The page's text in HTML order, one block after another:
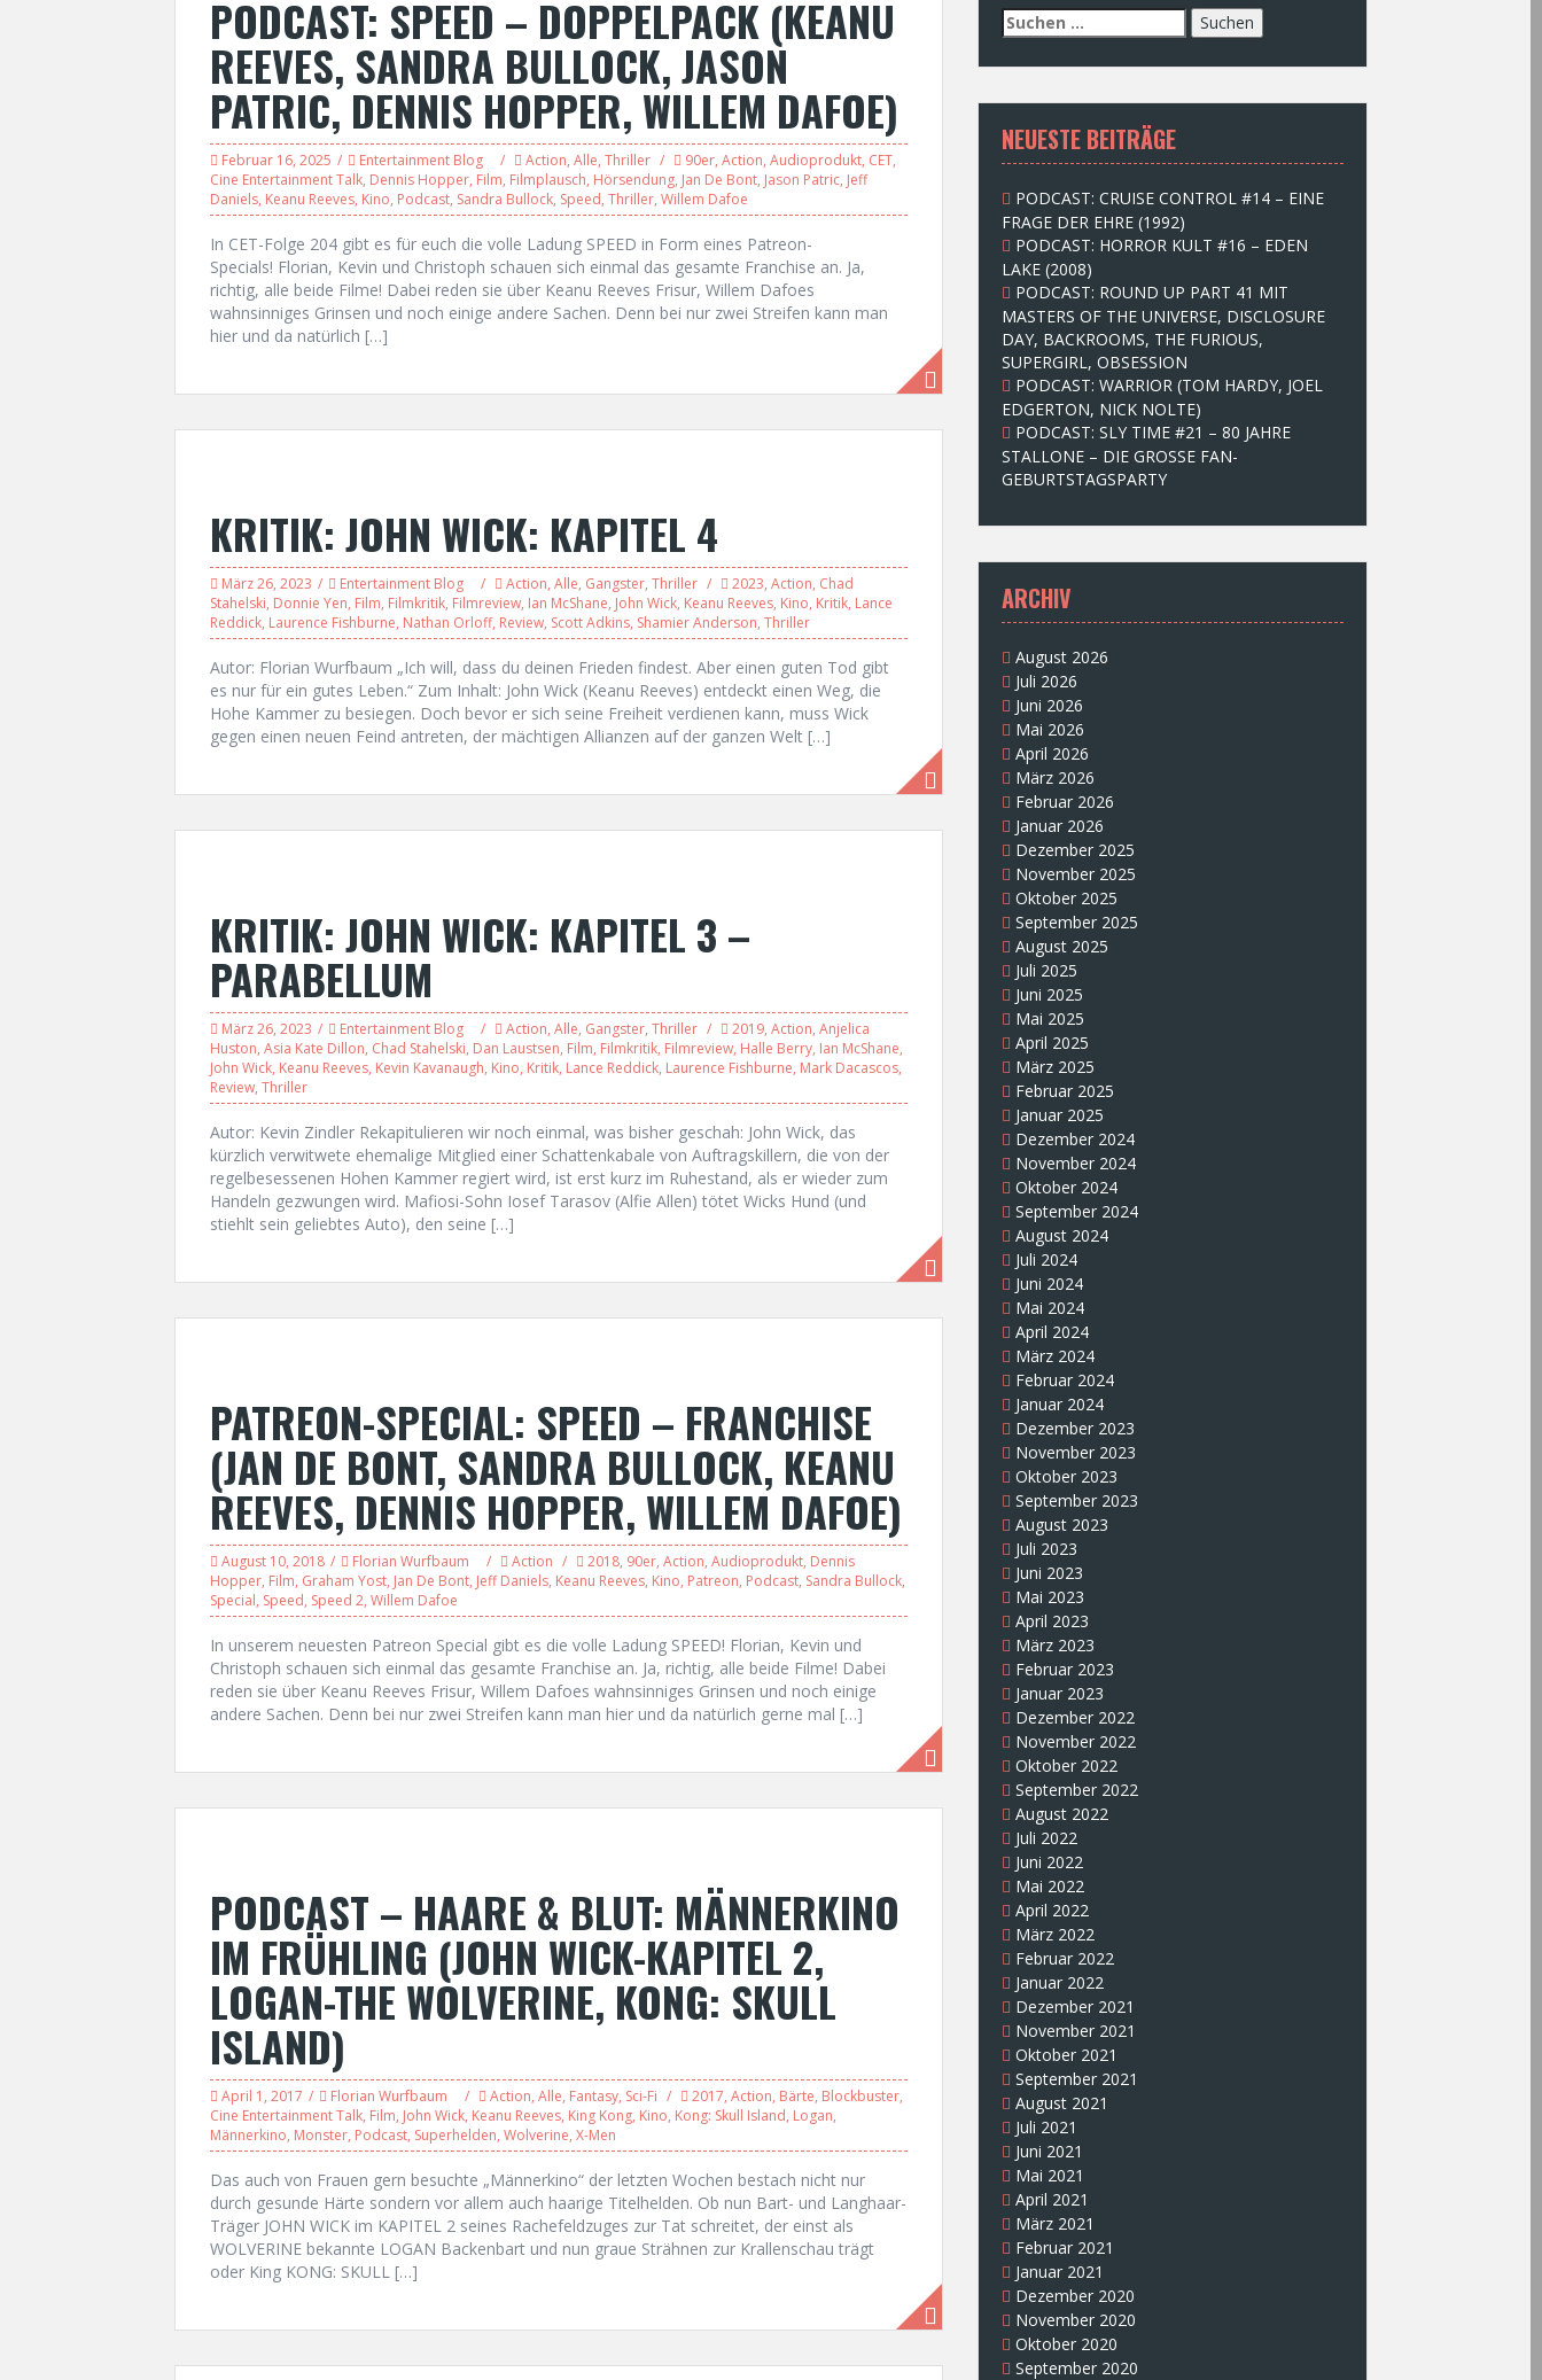
PODCAST: SPEED – DOPPELPACK (KEANU
REEVES, SANDRA BULLOCK, JASON
PATRIC, DENNIS HOPPER, WILLEM DAFOE)
Februar 16, 2025 Entertainment Blog Action, Alle, Thriller 90er, Action, Audioprodukt, CET,
Cine Entertainment Talk, Dennis Hopper, Film, Filmplausch, Hörsendung, Jan De Bont, Jason Patric, Jeff
Daniels, Keanu Reeves, Kino, Podcast, Sandra Bullock, Speed, Thriller, Willem Dafoe
In CET-Folge 204 gibt es für euch die volle Ladung SPEED in Form eines Patreon-
Specials! Florian, Kevin und Christoph schauen sich einmal das gesamte Franchise an. Ja,
richtig, alle beide Filme! Dabei reden sie über Keanu Reeves Frisur, Willem Dafoes
wahnsinniges Grinsen und noch einige andere Sachen. Denn bei nur zwei Streifen kann man
hier und da natürlich […]
KRITIK: JOHN WICK: KAPITEL 4
März 26, 2023 Entertainment Blog Action, Alle, Gangster, Thriller 2023, Action, Chad
Stahelski, Donnie Yen, Film, Filmkritik, Filmreview, Ian McShane, John Wick, Keanu Reeves, Kino, Kritik, Lance
Reddick, Laurence Fishburne, Nathan Orloff, Review, Scott Adkins, Shamier Anderson, Thriller
Autor: Florian Wurfbaum „Ich will, dass du deinen Frieden findest. Aber einen guten Tod gibt
es nur für ein gutes Leben.“ Zum Inhalt: John Wick (Keanu Reeves) entdeckt einen Weg, die
Hohe Kammer zu besiegen. Doch bevor er sich seine Freiheit verdienen kann, muss Wick
gegen einen neuen Feind antreten, der mächtigen Allianzen auf der ganzen Welt […]
KRITIK: JOHN WICK: KAPITEL 3 –
PARABELLUM
März 26, 2023 Entertainment Blog Action, Alle, Gangster, Thriller 2019, Action, Anjelica
Huston, Asia Kate Dillon, Chad Stahelski, Dan Laustsen, Film, Filmkritik, Filmreview, Halle Berry, Ian McShane,
John Wick, Keanu Reeves, Kevin Kavanaugh, Kino, Kritik, Lance Reddick, Laurence Fishburne, Mark Dacascos,
Review, Thriller
Autor: Kevin Zindler Rekapitulieren wir noch einmal, was bisher geschah: John Wick, das
kürzlich verwitwete ehemalige Mitglied einer Schattenkabale von Auftragskillern, die von der
regelbesessenen Hohen Kammer regiert wird, ist erst kurz im Ruhestand, als er wieder zum
Handeln gezwungen wird. Mafiosi-Sohn Iosef Tarasov (Alfie Allen) tötet Wicks Hund (und
stiehlt sein geliebtes Auto), den seine […]
PATREON-SPECIAL: SPEED – FRANCHISE
(JAN DE BONT, SANDRA BULLOCK, KEANU
REEVES, DENNIS HOPPER, WILLEM DAFOE)
August 10, 2018 Florian Wurfbaum Action 2018, 90er, Action, Audioprodukt, Dennis
Hopper, Film, Graham Yost, Jan De Bont, Jeff Daniels, Keanu Reeves, Kino, Patreon, Podcast, Sandra Bullock,
Special, Speed, Speed 2, Willem Dafoe
In unserem neuesten Patreon Special gibt es die volle Ladung SPEED! Florian, Kevin und
Christoph schauen sich einmal das gesamte Franchise an. Ja, richtig, alle beide Filme! Dabei
reden sie über Keanu Reeves Frisur, Willem Dafoes wahnsinniges Grinsen und noch einige
andere Sachen. Denn bei nur zwei Streifen kann man hier und da natürlich gerne mal […]
PODCAST – HAARE & BLUT: MÄNNERKINO
IM FRÜHLING (JOHN WICK-KAPITEL 2,
LOGAN-THE WOLVERINE, KONG: SKULL
ISLAND)
April 1, 2017 Florian Wurfbaum Action, Alle, Fantasy, Sci-Fi 2017, Action, Bärte, Blockbuster,
Cine Entertainment Talk, Film, John Wick, Keanu Reeves, King Kong, Kino, Kong: Skull Island, Logan,
Männerkino, Monster, Podcast, Superhelden, Wolverine, X-Men
Das auch von Frauen gern besuchte „Männerkino“ der letzten Wochen bestach nicht nur
durch gesunde Härte sondern vor allem auch haarige Titelhelden. Ob nun Bart- und Langhaar-
Träger JOHN WICK im KAPITEL 2 seines Rachefeldzuges zur Tat schreitet, der einst als
WOLVERINE bekannte LOGAN Backenbart und nun graue Strähnen zur Krallenschau trägt
oder King KONG: SKULL […]
S
u
c
e
n
n
c
h
:
NEUESTE BEITRÄGE
PODCAST: CRUISE CONTROL #14 – EINE
FRAGE DER EHRE (1992)
PODCAST: HORROR KULT #16 – EDEN
LAKE (2008)
PODCAST: ROUND UP PART 41 MIT
MASTERS OF THE UNIVERSE, DISCLOSURE
DAY, BACKROOMS, THE FURIOUS,
SUPERGIRL, OBSESSION
PODCAST: WARRIOR (TOM HARDY, JOEL
EDGERTON, NICK NOLTE)
PODCAST: SLY TIME #21 – 80 JAHRE
STALLONE – DIE GROSSE FAN-
GEBURTSTAGSPARTY
ARCHIV
August 2026
Juli 2026
Juni 2026
Mai 2026
April 2026
März 2026
Februar 2026
Januar 2026
Dezember 2025
November 2025
Oktober 2025
September 2025
August 2025
Juli 2025
Juni 2025
Mai 2025
April 2025
März 2025
Februar 2025
Januar 2025
Dezember 2024
November 2024
Oktober 2024
September 2024
August 2024
Juli 2024
Juni 2024
Mai 2024
April 2024
März 2024
Februar 2024
Januar 2024
Dezember 2023
November 2023
Oktober 2023
September 2023
August 2023
Juli 2023
Juni 2023
Mai 2023
April 2023
März 2023
Februar 2023
Januar 2023
Dezember 2022
November 2022
Oktober 2022
September 2022
August 2022
Juli 2022
Juni 2022
Mai 2022
April 2022
März 2022
Februar 2022
Januar 2022
Dezember 2021
November 2021
Oktober 2021
September 2021
August 2021
Juli 2021
Juni 2021
Mai 2021
April 2021
März 2021
Februar 2021
Januar 2021
Dezember 2020
November 2020
Oktober 2020
September 2020